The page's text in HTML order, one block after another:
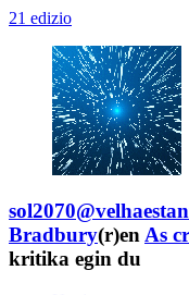
21 edizio
Bradbury(r)enAs
kritika egin du